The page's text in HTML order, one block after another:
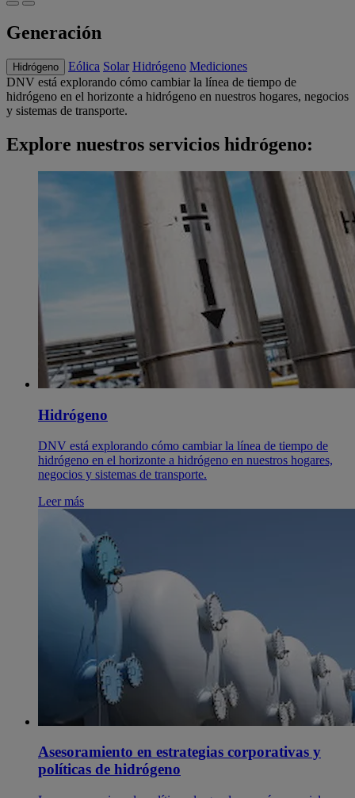
Generación
Hidrógeno Eólica Solar Hidrógeno Mediciones
DNV está explorando cómo cambiar la línea de tiempo de
hidrógeno en el horizonte a hidrógeno en nuestros hogares, negocios
y sistemas de transporte.
Explore nuestros servicios hidrógeno:
Hidrógeno
DNV está explorando cómo cambiar la línea de tiempo de
hidrógeno en el horizonte a hidrógeno en nuestros hogares,
negocios y sistemas de transporte.
Leer más
Asesoramiento en estrategias corporativas y
políticas de hidrógeno